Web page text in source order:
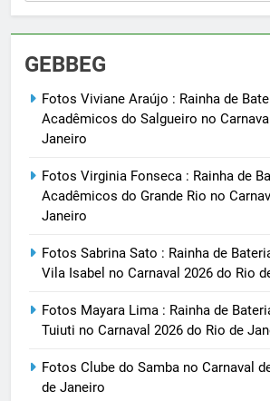
GEBBEG
Fotos Viviane Araújo : Rainha de
Acadêmicos do Salgueiro no
Janeiro
Fotos Virginia Fonseca : Rainha de
Acadêmicos do Grande Rio no
Janeiro
Fotos Sabrina Sato : Rainha de
Vila Isabel no Carnaval 2026 do Rio
Fotos Mayara Lima : Rainha de
Tuiuti no Carnaval 2026 do Rio de
Fotos Clube do Samba no Carnaval
de Janeiro